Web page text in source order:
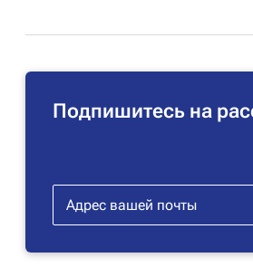
Подпишитесь на